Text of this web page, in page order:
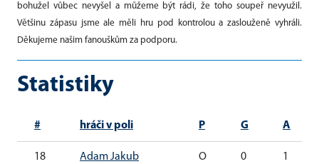
bohužel vůbec nevyšel a můžeme být rádi, že toho soupeř nevyužil.
Většinu zápasu jsme ale měli hru pod kontrolou a zaslouženě vyhráli.
Děkujeme našim fanouškům za podporu.
Statistiky
# hráči v poli P G A
18 Adam Jakub O 0 1